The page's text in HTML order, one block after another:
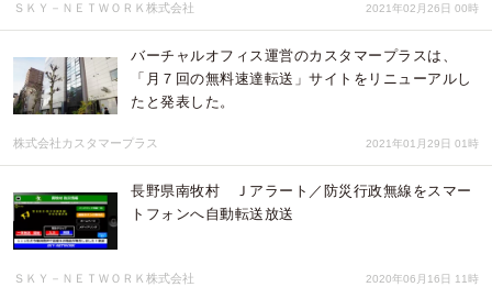
ＳＫＹ－ＮＥＴＷＯＲＫ株式会社 2021年02月26日 00時
バーチャルオフィス運営のカスタマープラスは、
「月７回の無料速達転送」サイトをリニューアルし
たと発表した。
株式会社カスタマープラス 2021年01月29日 01時
長野県南牧村 Ｊアラート／防災行政無線をスマー
トフォンへ自動転送放送
ＳＫＹ－ＮＥＴＷＯＲＫ株式会社 2020年06月16日 11時